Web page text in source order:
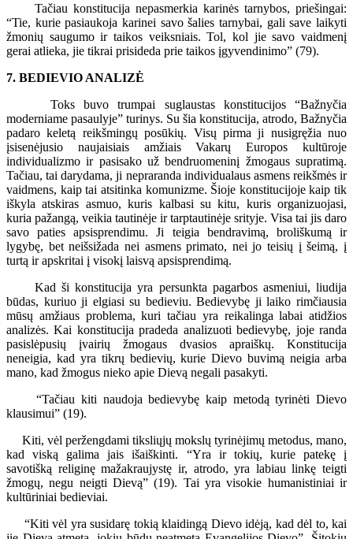
Tačiau konstitucija nepasmerkia karinės tarnybos, priešingai:
“Tie, kurie pasiaukoja karinei savo šalies tarnybai, gali save laikyti
žmonių saugumo ir taikos veiksniais. Tol, kol jie savo vaidmenį
gerai atlieka, jie tikrai prisideda prie taikos įgyvendinimo” (79).
7. BEDIEVIO ANALIZĖ
Toks buvo trumpai suglaustas konstitucijos “Bažnyčia
moderniame pasaulyje” turinys. Su šia konstitucija, atrodo, Bažnyčia
padaro keletą reikšmingų posūkių. Visų pirma ji nusigręžia nuo
įsisenėjusio naujaisiais amžiais Vakarų Europos kultūroje
individualizmo ir pasisako už bendruomeninį žmogaus supratimą.
Tačiau, tai darydama, ji nepraranda individualaus asmens reikšmės ir
vaidmens, kaip tai atsitinka komunizme. Šioje konstitucijoje kaip tik
iškyla atskiras asmuo, kuris kalbasi su kitu, kuris organizuojasi,
kuria pažangą, veikia tautinėje ir tarptautinėje srityje. Visa tai jis daro
savo paties apsisprendimu. Ji teigia bendravimą, broliškumą ir
lygybę, bet neišsižada nei asmens primato, nei jo teisių į šeimą, į
turtą ir apskritai į visokį laisvą apsisprendimą.
Kad ši konstitucija yra persunkta pagarbos asmeniui, liudija
būdas, kuriuo ji elgiasi su bedieviu. Bedievybę ji laiko rimčiausia
mūsų amžiaus problema, kuri tačiau yra reikalinga labai atidžios
analizės. Kai konstitucija pradeda analizuoti bedievybę, joje randa
pasislėpusių įvairių žmogaus dvasios apraiškų. Konstitucija
neneigia, kad yra tikrų bedievių, kurie Dievo buvimą neigia arba
mano, kad žmogus nieko apie Dievą negali pasakyti.
“Tačiau kiti naudoja bedievybę kaip metodą tyrinėti Dievo
klausimui” (19).
Kiti, vėl peržengdami tiksliųjų mokslų tyrinėjimų metodus, mano,
kad viską galima jais išaiškinti. “Yra ir tokių, kurie patekę į
savotišką religinę mažakraujystę ir, atrodo, yra labiau linkę teigti
žmogų, negu neigti Dievą” (19). Tai yra visokie humanistiniai ir
kultūriniai bedieviai.
“Kiti vėl yra susidarę tokią klaidingą Dievo idėją, kad dėl to, kai